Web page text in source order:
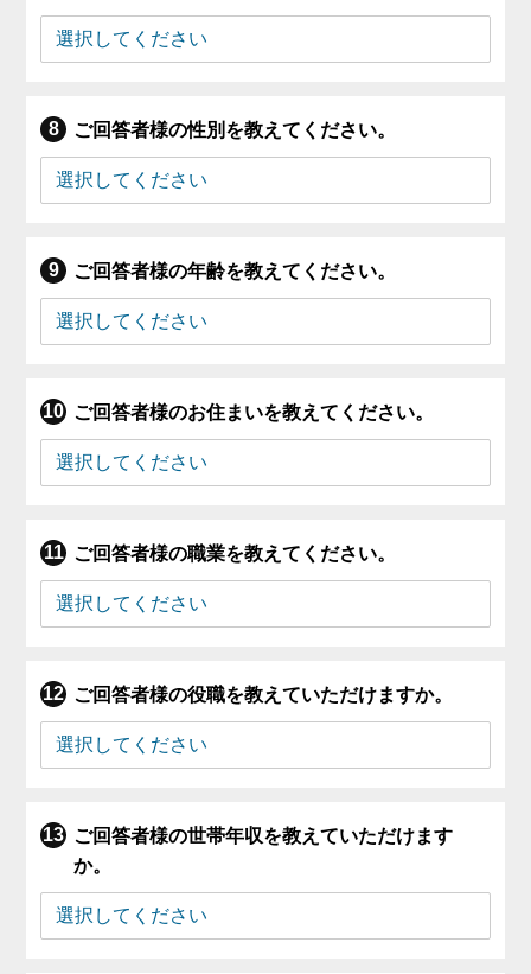
ご回答者様の性別を教えてください。
ご回答者様の年齢を教えてください。
ご回答者様のお住まいを教えてください。
ご回答者様の職業を教えてください。
ご回答者様の役職を教えていただけますか。
ご回答者様の世帯年収を教えていただけます
か。